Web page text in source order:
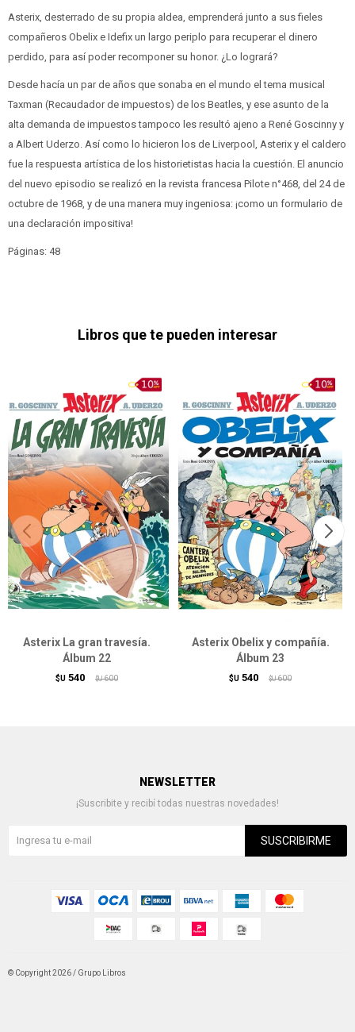
Asterix, desterrado de su propia aldea, emprenderá junto a sus fieles
compañeros Obelix e Idefix un largo periplo para recuperar el dinero
perdido, para así poder recomponer su honor. ¿Lo logrará?
Desde hacía un par de años que sonaba en el mundo el tema musical
Taxman (Recaudador de impuestos) de los Beatles, y ese asunto de la
alta demanda de impuestos tampoco les resultó ajeno a René Goscinny y
a Albert Uderzo. Así como lo hicieron los de Liverpool, Asterix y el caldero
fue la respuesta artística de los historietistas hacia la cuestión. El anuncio
del nuevo episodio se realizó en la revista francesa Pilote n°468, del 24 de
octubre de 1968, y de una manera muy ingeniosa: ¡como un formulario de
una declaración impositiva!
Páginas: 48
Libros que te pueden interesar
Asterix La gran travesía.
Álbum 22
$U 540 $U 600
Asterix Obelix y compañía.
Álbum 23
$U 540 $U 600
NEWSLETTER
¡Suscribite y recibí todas nuestras novedades!
SUSCRIBIRME
© Copyright 2026 / Grupo Libros